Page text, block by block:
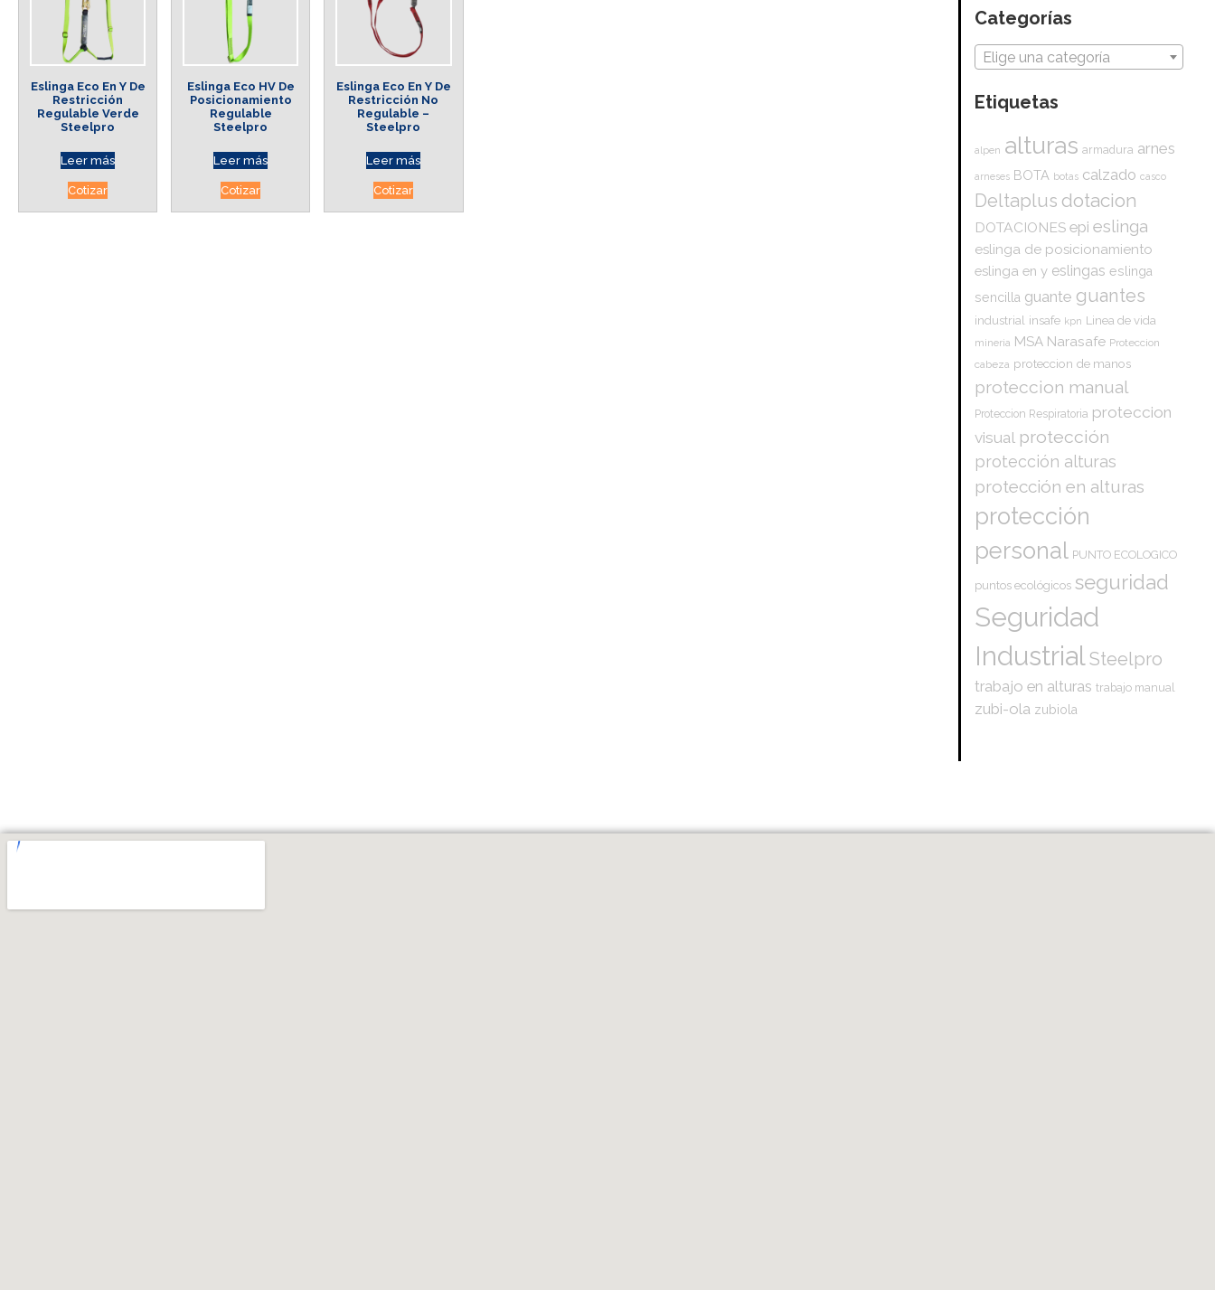
Eslinga Eco En Y De
Restricción
Regulable Verde
Steelpro
Leer más
Cotizar
Eslinga Eco HV De
Posicionamiento
Regulable
Steelpro
Leer más
Cotizar
Eslinga Eco En Y De
Restricción No
Regulable –
Steelpro
Leer más
Cotizar
Categorías
Elige una categoría
Etiquetas
alpen alturas armadura arnes
arneses BOTA botas calzado casco
Deltaplus dotacion
DOTACIONES epi eslinga
eslinga de posicionamiento
eslinga en y eslingas eslinga
sencilla guante guantes
industrial insafe kpn Linea de vida
mineria MSA Narasafe Proteccion
cabeza proteccion de manos
proteccion manual
Proteccion Respiratoria proteccion
visual protección
protección alturas
protección en alturas
protección
personal PUNTO ECOLOGICO
puntos ecológicos seguridad
Seguridad
IndustrialSteelpro
trabajo en alturas trabajo manual
zubi-ola zubiola